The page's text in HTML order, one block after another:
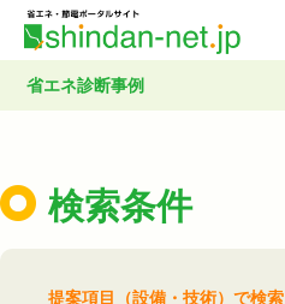
省エネ診断事例
検索条件
提案項目（設備・技術）で検索